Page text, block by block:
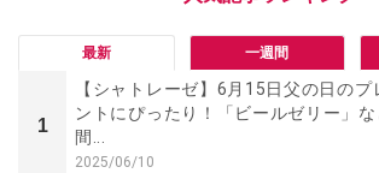
最新 一週間
1
【シャトレーゼ】6月15日父の日のプ
ントにぴったり！「ビールゼリー」な
間...
2025/06/10